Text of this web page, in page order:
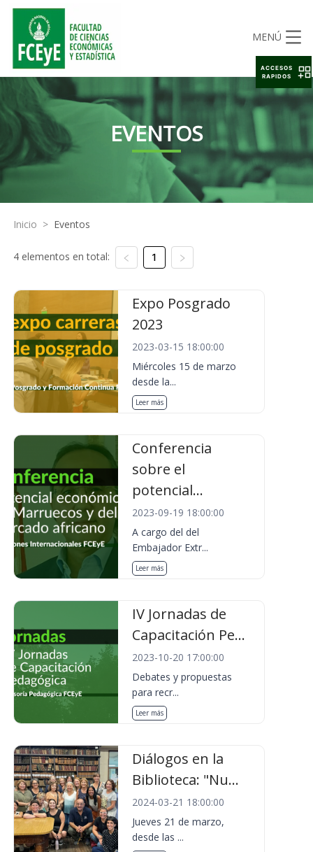
MENÚ
EVENTOS
Inicio > Eventos
4 elementos en total: 1
Expo Posgrado
2023
2023-03-15 18:00:00
Miércoles 15 de marzo
desde la...
Leer más
Conferencia
sobre el
potencial...
2023-09-19 18:00:00
A cargo del del
Embajador Extr...
Leer más
IV Jornadas de
Capacitación Pe...
2023-10-20 17:00:00
Debates y propuestas
para recr...
Leer más
Diálogos en la
Biblioteca: "Nu...
2024-03-21 18:00:00
Jueves 21 de marzo,
desde las ...
ACCESOS
RAPIDOS